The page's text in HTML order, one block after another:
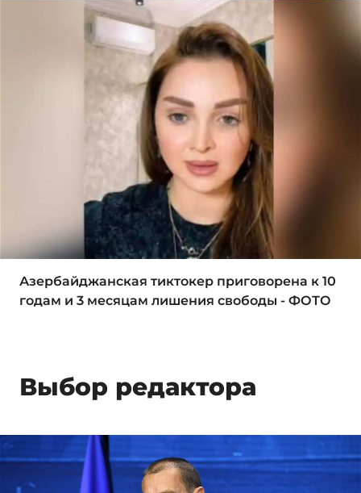
Азербайджанская тиктокер приговорена к 10
годам и 3 месяцам лишения свободы - ФОТО
Выбор редактора